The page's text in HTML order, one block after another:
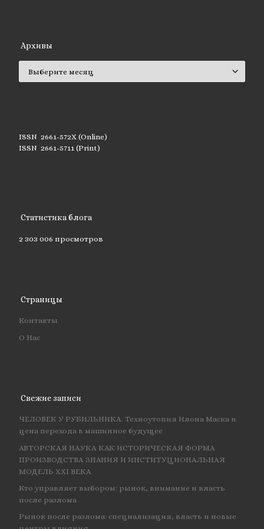
Архивы
ISSN 2661-572X (Online)
ISSN 2661-5711 (Print)
Статистика блога
2 303 006 просмотров
Страницы
Контакты
О Нас
Свежие записи
ЧЕЛОВЕК У РУБИЛЬНИКА. Техноутопия Илона Маска и
цена перехода в машинное будущее
АВТОРСКАЯ НАУКА КАК ИСТОРИЧЕСКАЯ ФОРМА
ПРОИЗВОДСТВА ЗНАНИЯ И ИНСТИТУЦИОНАЛЬНАЯ
МОДЕЛЬ XXI ВЕКА
Кто управляет выбором: рынок, внимание и власть
после разлома
Рынок после разлома: специализация, власть и новые